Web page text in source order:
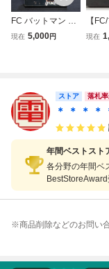
FC バットマン BA
TMAN ファミコン
現在 5,000円
【
ン】
現在
ストア 落札
＊ ＊ ＊ ＊
年間ベストスト
各分野の年間ベ
BestStoreAward
※商品削除などのお問い